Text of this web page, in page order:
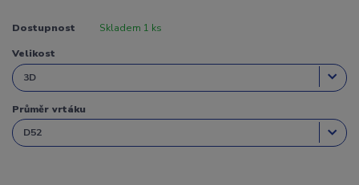
Dostupnost Skladem 1 ks
Velikost
Průměr vrtáku